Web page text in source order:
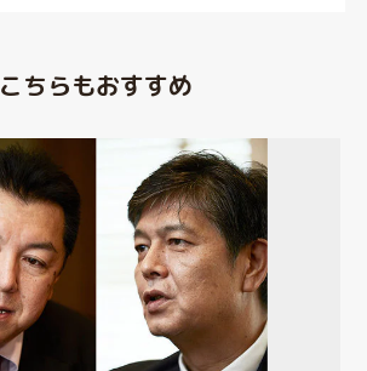
こちらもおすすめ